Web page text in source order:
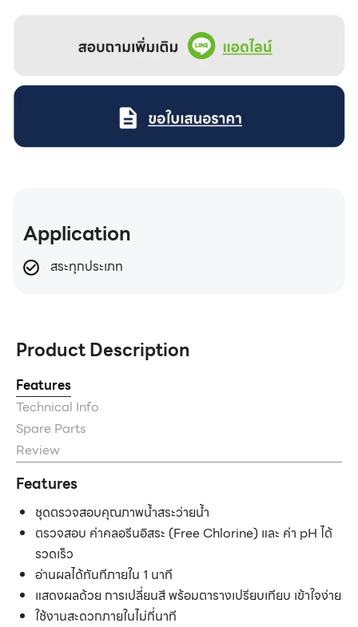
Application
สระทุกประเภท
Product Description
Features
Technical Info
Spare Parts
Review
Features
ชุดตรวจสอบคุณภาพน้ำสระว่ายน้ำ
ตรวจสอบ ค่าคลอรีนอิสระ (Free Chlorine) และ ค่า pH ได้
รวดเร็ว
อ่านผลได้ทันทีภายใน 1 นาที
แสดงผลด้วย การเปลี่ยนสี พร้อมตารางเปรียบเทียบ เข้าใจง่าย
ใช้งานสะดวกภายในไม่กี่นาที